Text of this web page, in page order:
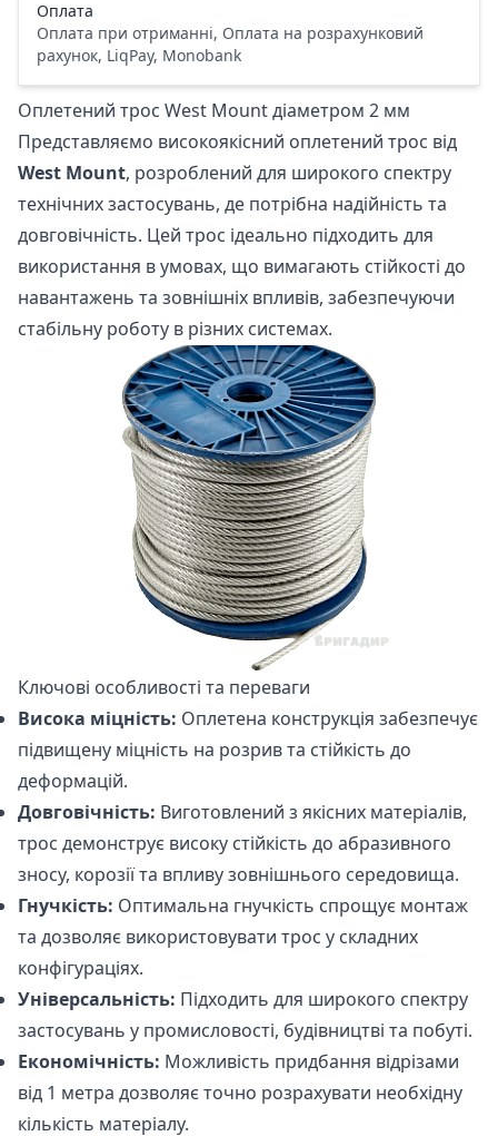
Оплата
Оплата при отриманні, Оплата на розрахунковий
рахунок, LiqPay, Monobank
Оплетений трос West Mount діаметром 2 мм
Представляємо високоякісний оплетений трос від
West Mount, розроблений для широкого спектру
технічних застосувань, де потрібна надійність та
довговічність. Цей трос ідеально підходить для
використання в умовах, що вимагають стійкості до
навантажень та зовнішніх впливів, забезпечуючи
стабільну роботу в різних системах.
Ключові особливості та переваги
Висока міцність: Оплетена конструкція забезпечує
підвищену міцність на розрив та стійкість до
деформацій.
Довговічність: Виготовлений з якісних матеріалів,
трос демонструє високу стійкість до абразивного
зносу, корозії та впливу зовнішнього середовища.
Гнучкість: Оптимальна гнучкість спрощує монтаж
та дозволяє використовувати трос у складних
конфігураціях.
Універсальність: Підходить для широкого спектру
застосувань у промисловості, будівництві та побуті.
Економічність: Можливість придбання відрізами
від 1 метра дозволяє точно розрахувати необхідну
кількість матеріалу.